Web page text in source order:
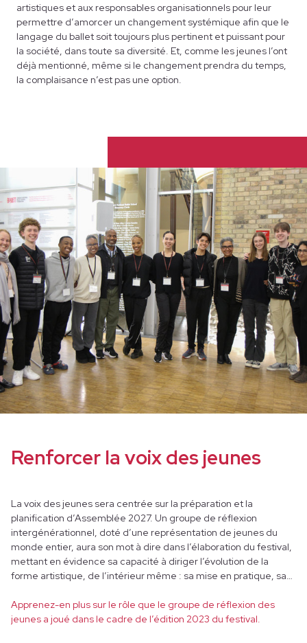
artistiques et aux responsables organisationnels pour leur
permettre d’amorcer un changement systémique afin que le
langage du ballet soit toujours plus pertinent et puissant pour
la société, dans toute sa diversité. Et, comme les jeunes l’ont
déjà mentionné, même si le changement prendra du temps,
la complaisance n’est pas une option.
Renforcer la voix des jeunes
La voix des jeunes sera centrée sur la préparation et la
planification d’Assemblée 2027. Un groupe de réflexion
intergénérationnel, doté d’une représentation de jeunes du
monde entier, aura son mot à dire dans l’élaboration du festival,
mettant en évidence sa capacité à diriger l’évolution de la
forme artistique, de l’intérieur même : sa mise en pratique, sa
Apprenez-en plus sur le rôle que le groupe de réflexion des
jeunes a joué dans le cadre de l’édition 2023 du festival.